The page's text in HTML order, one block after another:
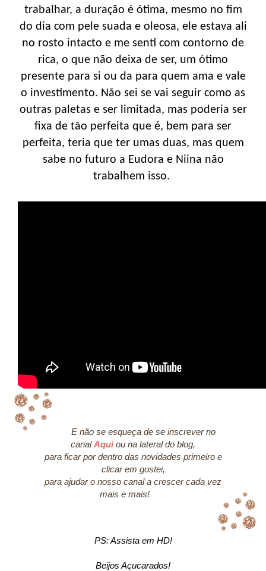
trabalhar, a duração é ótima, mesmo no fim
do dia com pele suada e oleosa, ele estava ali
no rosto intacto e me senti com contorno de
rica, o que não deixa de ser, um ótimo
presente para si ou da para quem ama e vale
o investimento. Não sei se vai seguir como as
outras paletas e ser limitada, mas poderia ser
fixa de tão perfeita que é, bem para ser
perfeita, teria que ter umas duas, mas quem
sabe no futuro a Eudora e Niina não
trabalhem isso.
E não se esqueça de se inscrever no
canalAquiou na lateral do blog,
para ficar por dentro das novidades primeiro e
clicar em gostei,
para ajudar o nosso canal a crescer cada vez
mais e mais!
PS: Assista em HD!
Beijos Açucarados!